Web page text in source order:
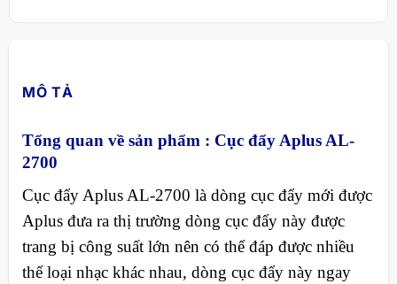
MÔ TẢ
Tổng quan về sản phẩm : Cục đẩy Aplus AL-
2700
Cục đẩy Aplus AL-2700 là dòng cục đẩy mới được
Aplus đưa ra thị trường dòng cục đẩy này được
trang bị công suất lớn nên có thể đáp được nhiều
thể loại nhạc khác nhau, dòng cục đẩy này ngay